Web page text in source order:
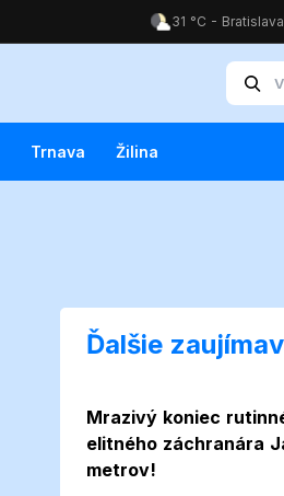
Trnava Žilina
Ďalšie
Mrazivý koniec
elitného záchranára
metrov!